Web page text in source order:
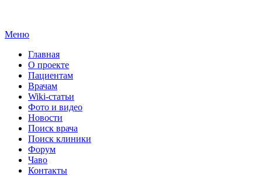
Меню
Главная
О проекте
Пациентам
Врачам
Wiki-статьи
Фото и видео
Новости
Поиск врача
Поиск клиники
Форум
Чаво
Контакты